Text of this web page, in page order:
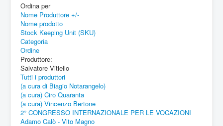
Ordina per
Nome Produttore +/-
Nome prodotto
Stock Keeping Unit (SKU)
Categoria
Ordine
Produttore:
Salvatore Vitiello
Tutti i produttori
(a cura di Biagio Notarangelo)
(a cura) Ciro Quaranta
(a cura) Vincenzo Bertone
2° CONGRESSO INTERNAZIONALE PER LE VOCAZIONI
Adamo Calò - Vito Magno